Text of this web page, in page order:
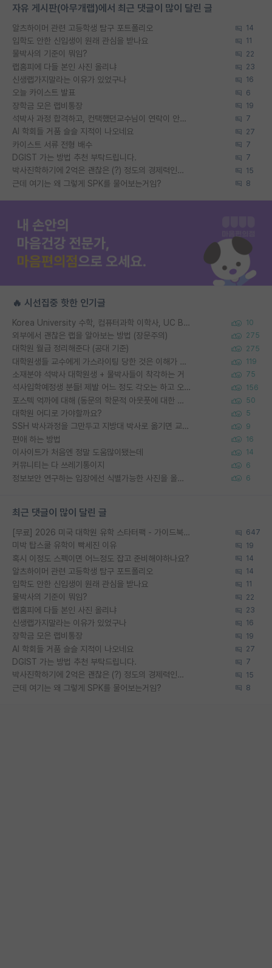
자유 게시판(아무개랩)에서 최근 댓글이 많이 달린 글
알츠하이머 관련 고등학생 탐구 포트폴리오 14
입학도 안한 신입생이 원래 관심을 받나요 11
물박사의 기준이 뭐임? 22
랩홈피에 다들 본인 사진 올리냐 23
신생랩가지말라는 이유가 있었구나 16
오늘 카이스트 발표 6
장학금 모은 랩비통장 19
석박사 과정 합격하고, 컨택했던교수님이 연락이 안됩니다... 7
AI 학회들 거품 슬슬 지적이 나오네요 27
카이스트 서류 전형 배수 7
DGIST 가는 방법 추천 부탁드립니다. 7
박사진학하기에 2억은 괜찮은 (?) 정도의 경제력인가요 15
근데 여기는 왜 그렇게 SPK를 물어보는거임? 8
🔥 시선집중 핫한 인기글
Korea University 수학, 컴퓨터과학 이학사, UC Berkeley 산업공학 대학원 공학박사가 되는 것은 쉽지 않겠죠? 10
외부에서 괜찮은 랩을 알아보는 방법 (장문주의) 275
대학원 월급 정리해준다 (공대 기준) 275
대학원생들 교수에게 가스라이팅 당한 것은 이해가 갑니다. 안타깝네요. 119
소재분야 석박사 대학원생 + 물박사들이 착각하는 거 75
석사입학예정생 분들! 제발 어느 정도 각오는 하고 오세요. 156
포스텍 억까에 대해 (동문의 학문적 아웃풋에 대한 반박) 50
대학원 어디로 가야할까요? 5
SSH 박사과정을 그만두고 지방대 박사로 옮기면 교수의 꿈은 끝일까요? 9
편애 하는 방법 16
이사이트가 처음엔 정말 도움많이됐는데 14
커뮤니티는 다 쓰레기통이지 6
정보보안 연구하는 입장에선 식별가능한 사진을 올리는건 비추이긴함 6
최근 댓글이 많이 달린 글
[무료] 2026 미국 대학원 유학 스타터팩 - 가이드북 & 합격자 컨택메일 템플릿 647
미박 탑스쿨 유학이 빡세진 이유 19
혹시 이정도 스펙이면 어느정도 잡고 준비해야하나요? 14
알츠하이머 관련 고등학생 탐구 포트폴리오 14
입학도 안한 신입생이 원래 관심을 받나요 11
물박사의 기준이 뭐임? 22
랩홈피에 다들 본인 사진 올리냐 23
신생랩가지말라는 이유가 있었구나 16
장학금 모은 랩비통장 19
AI 학회들 거품 슬슬 지적이 나오네요 27
DGIST 가는 방법 추천 부탁드립니다. 7
박사진학하기에 2억은 괜찮은 (?) 정도의 경제력인가요 15
근데 여기는 왜 그렇게 SPK를 물어보는거임? 8